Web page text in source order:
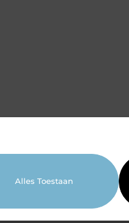
Alles Toestaan